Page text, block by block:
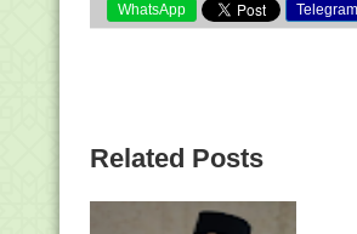
WhatsApp Telegram
Related Posts